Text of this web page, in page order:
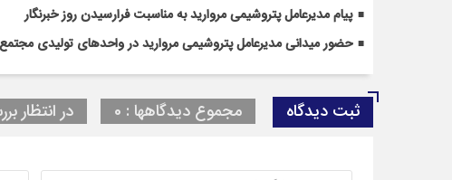
پیام مدیرعامل پتروشیمی مروارید به مناسبت فرارسیدن روز خبرنگار
حضور میدانی مدیرعامل پتروشیمی مروارید در واحدهای تولیدی مجتمع
ثبت دیدگاه مجموع دیدگاهها : 0 در انتظار